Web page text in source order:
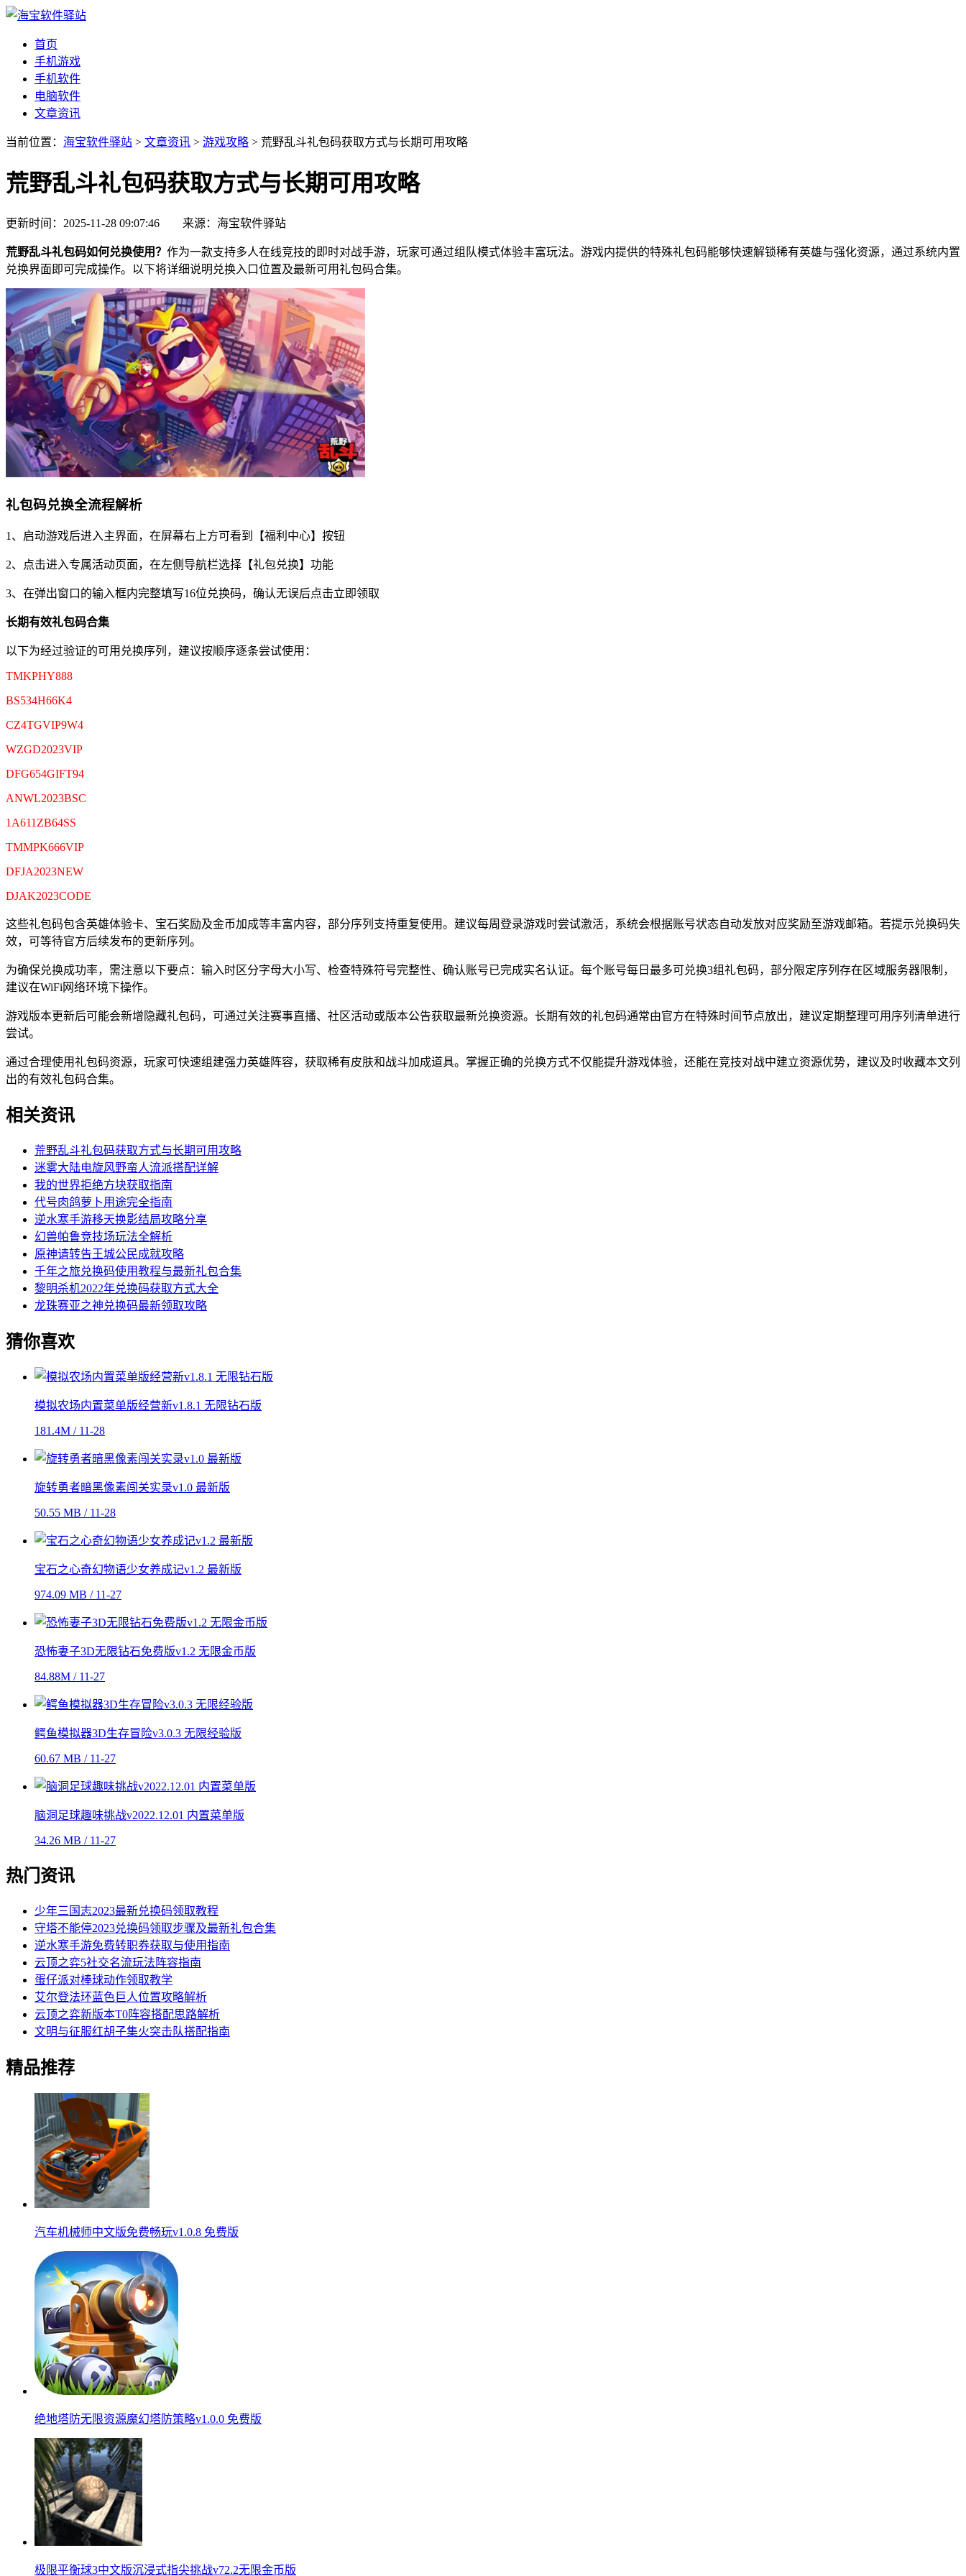
首页
手机游戏
手机软件
电脑软件
文章资讯
当前位置： 海宝软件驿站 > 文章资讯 > 游戏攻略 > 荒野乱斗礼包码获取方式与长期可用攻略
荒野乱斗礼包码获取方式与长期可用攻略
更新时间：2025-11-28 09:07:46 来源：海宝软件驿站
荒野乱斗礼包码如何兑换使用？ 作为一款支持多人在线竞技的即时对战手游，玩家可通过组队模式体验丰富玩法。游戏内提供的特殊礼包码能够快速解锁稀有英雄与强化资源，通过系统内置
兑换界面即可完成操作。以下将详细说明兑换入口位置及最新可用礼包码合集。
礼包码兑换全流程解析
1、启动游戏后进入主界面，在屏幕右上方可看到【福利中心】按钮
2、点击进入专属活动页面，在左侧导航栏选择【礼包兑换】功能
3、在弹出窗口的输入框内完整填写16位兑换码，确认无误后点击立即领取
长期有效礼包码合集
以下为经过验证的可用兑换序列，建议按顺序逐条尝试使用：
TMKPHY888
BS534H66K4
CZ4TGVIP9W4
WZGD2023VIP
DFG654GIFT94
ANWL2023BSC
1A611ZB64SS
TMMPK666VIP
DFJA2023NEW
DJAK2023CODE
这些礼包码包含英雄体验卡、宝石奖励及金币加成等丰富内容，部分序列支持重复使用。建议每周登录游戏时尝试激活，系统会根据账号状态自动发放对应奖励至游戏邮箱。若提示兑换码失
效，可等待官方后续发布的更新序列。
为确保兑换成功率，需注意以下要点：输入时区分字母大小写、检查特殊符号完整性、确认账号已完成实名认证。每个账号每日最多可兑换3组礼包码，部分限定序列存在区域服务器限制，
建议在WiFi网络环境下操作。
游戏版本更新后可能会新增隐藏礼包码，可通过关注赛事直播、社区活动或版本公告获取最新兑换资源。长期有效的礼包码通常由官方在特殊时间节点放出，建议定期整理可用序列清单进行
尝试。
通过合理使用礼包码资源，玩家可快速组建强力英雄阵容，获取稀有皮肤和战斗加成道具。掌握正确的兑换方式不仅能提升游戏体验，还能在竞技对战中建立资源优势，建议及时收藏本文列
出的有效礼包码合集。
相关资讯
荒野乱斗礼包码获取方式与长期可用攻略
迷雾大陆电旋风野蛮人流派搭配详解
我的世界拒绝方块获取指南
代号肉鸽萝卜用途完全指南
逆水寒手游移天换影结局攻略分享
幻兽帕鲁竞技场玩法全解析
原神请转告王城公民成就攻略
千年之旅兑换码使用教程与最新礼包合集
黎明杀机2022年兑换码获取方式大全
龙珠赛亚之神兑换码最新领取攻略
猜你喜欢
模拟农场内置菜单版经营新v1.8.1 无限钻石版
181.4M / 11-28
旋转勇者暗黑像素闯关实录v1.0 最新版
50.55 MB / 11-28
宝石之心奇幻物语少女养成记v1.2 最新版
974.09 MB / 11-27
恐怖妻子3D无限钻石免费版v1.2 无限金币版
84.88M / 11-27
鳄鱼模拟器3D生存冒险v3.0.3 无限经验版
60.67 MB / 11-27
脑洞足球趣味挑战v2022.12.01 内置菜单版
34.26 MB / 11-27
热门资讯
少年三国志2023最新兑换码领取教程
守塔不能停2023兑换码领取步骤及最新礼包合集
逆水寒手游免费转职券获取与使用指南
云顶之弈5社交名流玩法阵容指南
蛋仔派对棒球动作领取教学
艾尔登法环蓝色巨人位置攻略解析
云顶之弈新版本T0阵容搭配思路解析
文明与征服红胡子集火突击队搭配指南
精品推荐
汽车机械师中文版免费畅玩v1.0.8 免费版
绝地塔防无限资源魔幻塔防策略v1.0.0 免费版
极限平衡球3中文版沉浸式指尖挑战v72.2无限金币版